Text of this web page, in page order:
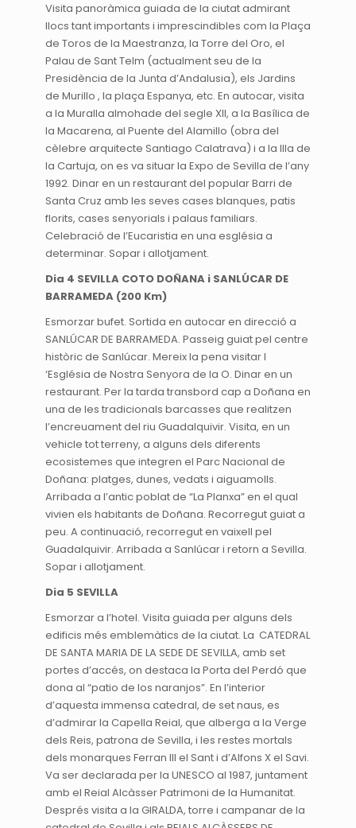
Visita panoràmica guiada de la ciutat admirant
llocs tant importants i imprescindibles com la Plaça
de Toros de la Maestranza, la Torre del Oro, el
Palau de Sant Telm (actualment seu de la
Presidència de la Junta d’Andalusia), els Jardins
de Murillo , la plaça Espanya, etc. En autocar, visita
a la Muralla almohade del segle XII, a la Basílica de
la Macarena, al Puente del Alamillo (obra del
cèlebre arquitecte Santiago Calatrava) i a la Illa de
la Cartuja, on es va situar la Expo de Sevilla de l’any
1992. Dinar en un restaurant del popular Barri de
Santa Cruz amb les seves cases blanques, patis
florits, cases senyorials i palaus familiars.
Celebració de l’Eucaristia en una església a
determinar. Sopar i allotjament.
Dia 4 SEVILLA COTO DOÑANA i SANLÚCAR DE
BARRAMEDA (200 Km)
Esmorzar bufet. Sortida en autocar en direcció a
SANLÚCAR DE BARRAMEDA. Passeig guiat pel centre
històric de Sanlúcar. Mereix la pena visitar l
‘Església de Nostra Senyora de la O. Dinar en un
restaurant. Per la tarda transbord cap a Doñana en
una de les tradicionals barcasses que realitzen
l’encreuament del riu Guadalquivir. Visita, en un
vehicle tot terreny, a alguns dels diferents
ecosistemes que integren el Parc Nacional de
Doñana: platges, dunes, vedats i aiguamolls.
Arribada a l’antic poblat de “La Planxa” en el qual
vivien els habitants de Doñana. Recorregut guiat a
peu. A continuació, recorregut en vaixell pel
Guadalquivir. Arribada a Sanlúcar i retorn a Sevilla.
Sopar i allotjament.
Dia 5 SEVILLA
Esmorzar a l’hotel. Visita guiada per alguns dels
edificis més emblemàtics de la ciutat. La CATEDRAL
DE SANTA MARIA DE LA SEDE DE SEVILLA, amb set
portes d’accés, on destaca la Porta del Perdó que
dona al “patio de los naranjos”. En l’interior
d’aquesta immensa catedral, de set naus, es
d’admirar la Capella Reial, que alberga a la Verge
dels Reis, patrona de Sevilla, i les restes mortals
dels monarques Ferran III el Sant i d’Alfons X el Savi.
Va ser declarada per la UNESCO al 1987, juntament
amb el Reial Alcàsser Patrimoni de la Humanitat.
Després visita a la GIRALDA, torre i campanar de la